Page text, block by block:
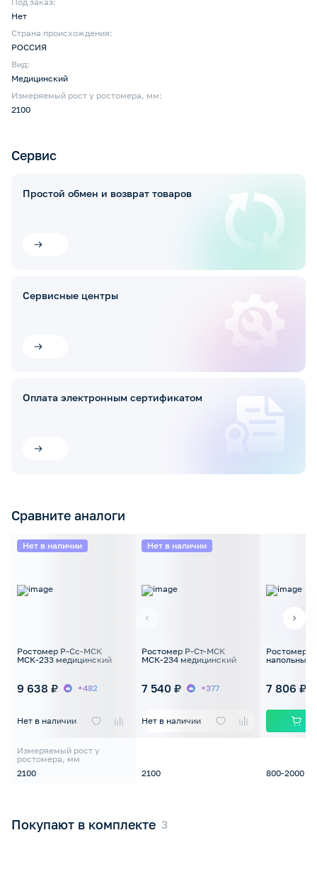
Нет
Страна происхождения:
РОССИЯ
Вид:
Медицинский
Измеряемый рост у ростомера, мм:
2100
Сервис
Простой обмен и возврат товаров
Сервисные центры
Оплата электронным сертификатом
Сравните аналоги
Нет в наличии
Ростомер Р-Сс-МСК
МСК-233 медицинский
9 638 ₽ +482
Нет в наличии
Измеряемый рост у
ростомера, мм
2100
Нет в наличии
Ростомер Р-Ст-МСК
МСК-234 медицинский
7 540 ₽ +377
Нет в наличии
2100
Ростомер
напольный
7 806 ₽
800-2000
Покупают в комплекте